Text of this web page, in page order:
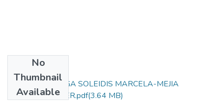
No
Thumbnail
Available
BOLIVAR VANEGA SOLEIDIS MARCELA-MEJIA
BOLAÑO JHOINER.pdf(3.64 MB)